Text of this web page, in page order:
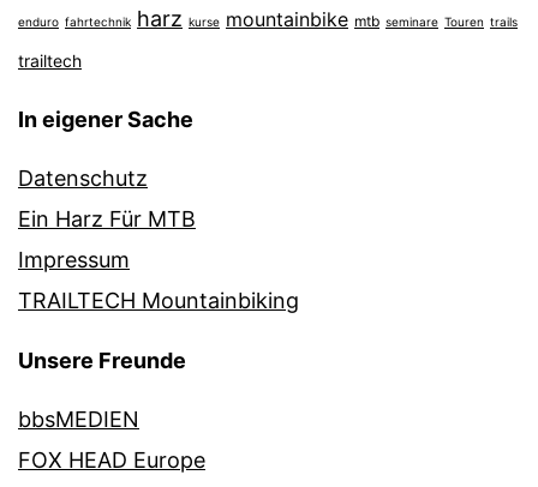
enduro fahrtechnik harz kurse mountainbike mtb seminare Touren trails
trailtech
In eigener Sache
Datenschutz
Ein Harz Für MTB
Impressum
TRAILTECH Mountainbiking
Unsere Freunde
bbsMEDIEN
FOX HEAD Europe